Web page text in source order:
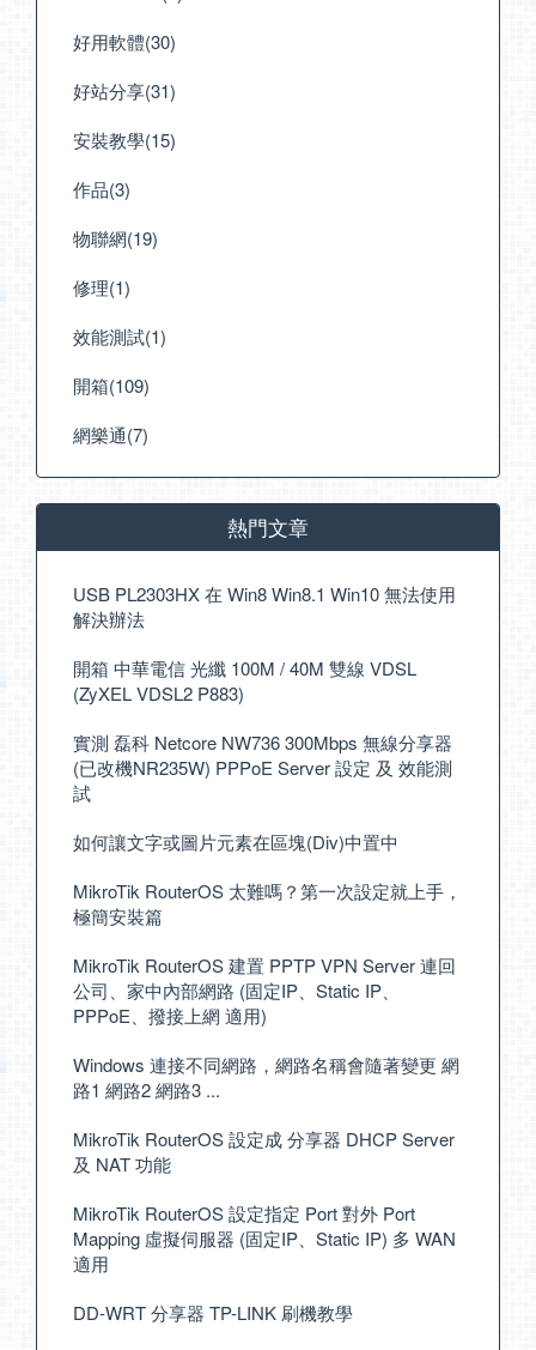
好用軟體(30)
好站分享(31)
安裝教學(15)
作品(3)
物聯網(19)
修理(1)
效能測試(1)
開箱(109)
網樂通(7)
熱門文章
USB PL2303HX 在 Win8 Win8.1 Win10 無法使用
解決辦法
開箱 中華電信 光纖 100M / 40M 雙線 VDSL
(ZyXEL VDSL2 P883)
實測 磊科 Netcore NW736 300Mbps 無線分享器
(已改機NR235W) PPPoE Server 設定 及 效能測
試
如何讓文字或圖片元素在區塊(Div)中置中
MikroTik RouterOS 太難嗎？第一次設定就上手，
極簡安裝篇
MikroTik RouterOS 建置 PPTP VPN Server 連回
公司、家中內部網路 (固定IP、Static IP、
PPPoE、撥接上網 適用)
Windows 連接不同網路，網路名稱會隨著變更 網
路1 網路2 網路3 ...
MikroTik RouterOS 設定成 分享器 DHCP Server
及 NAT 功能
MikroTik RouterOS 設定指定 Port 對外 Port
Mapping 虛擬伺服器 (固定IP、Static IP) 多 WAN
適用
DD-WRT 分享器 TP-LINK 刷機教學